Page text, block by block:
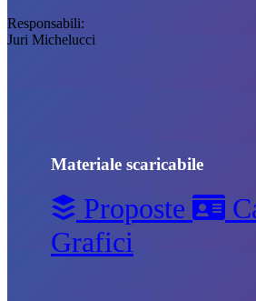
Responsabili:
Juri Michelucci
Materiale scaricabile
Proposte
Grafici